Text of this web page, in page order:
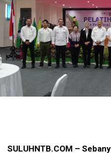
SULUHNTB.COM –